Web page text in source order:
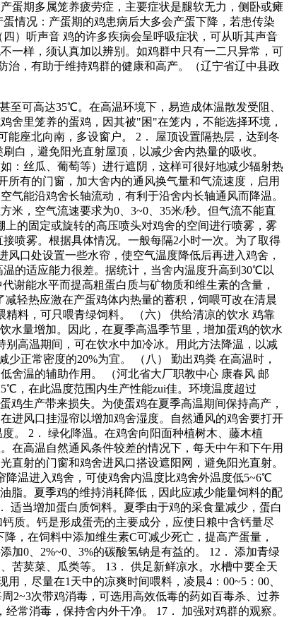
蛋期多属笼养疲劳症，主要症状是腿软无力，侧卧或瘫
情况：产蛋期的鸡患病后大多会产蛋下降，若患传染
）听声音 鸡的许多疾病会呈呼吸症状，可从听其声音
一样，须认真加以辨别。如鸡群中只有一二只异常，可
，有助于维持鸡群的健康和高产。（辽宁省辽中县政
可高达35℃。在高温环境下，易造成体温散发受阻、
舍里笼养的蛋鸡，因其被"困"在笼内，不能选择环境，
座北向南，多设窗户。 2． 屋顶设置隔热层，达到冬
白，避免阳光直射屋顶，以减少舍内热量的吸收。
：丝瓜、葡萄等）进行遮阴，这样可很好地减少辐射热
有的门窗，加大舍内的通风换气量和气流速度，启用
能沿鸡舍长轴流动，有利于沿舍内长轴通风而降温。
米，空气流速要求为0、3~0、35米/秒。但气流不能直
的固定或旋转的高压喷头对鸡舍的空间进行喷雾，雾
喷雾。根据具体情况。一般每隔2小时一次。为了取得
口处设置一些水帘，使空气温度降低后再进入鸡舍，
的适应能力很差。据统计，当舍内温度升高到30℃以
谢能水平而提高粗蛋白质与矿物质和维生素的含量，
轻热应激在产蛋鸡体内热量的蓄积，饲喂可改在清晨
料，可只喂青绿饲料。 （六） 供给清凉的饮水 鸡靠
水量增加。因此，在夏季高温季节里，增加蛋鸡的饮水
高温期间，可在饮水中加冷冰。用此方法降温，以减
正常密度的20%为宜。 （八） 勤出鸡粪 在高温时，
舍温的辅助作用。 （河北省大厂职教中心 康春风 邮
，在此温度范围内生产性能zui佳。环境温度超过
生产带来损失。为使蛋鸡在夏季高温期间保持高产，
进风口挂湿帘以增加鸡舍湿度。自然通风的鸡舍要打开
。 2． 绿化降温。在鸡舍向阳面种植树木、藤木植
在高温自然通风条件较差的情况下，每天中午和下午用
射的门窗和鸡舍进风口搭设遮阳网，避免阳光直射。
温进入鸡舍，可使鸡舍内温度比鸡舍外温度低5~6℃
脂。夏季鸡的维持消耗降低，因此应减少能量饲料的配
适当增加蛋白质饲料。夏季由于鸡的采食量减少，蛋白
质。钙是形成蛋壳的主要成分，应使日粮中含钙量尽
，在饲料中添加维生素C可减少死亡，提高产蛋量，
0、2%~0、3%的碳酸氢钠是有益的。 12． 添加青绿
苦荬菜、瓜类等。 13． 供足新鲜凉水。水槽中要全天
，尽量在1天中的凉爽时间喂料，凌晨4：00~5：00、
2~3次带鸡消毒，可选用高效低毒的药如百毒杀、过养
常消毒，保持舍内外干净。 17． 加强对鸡群的观察。